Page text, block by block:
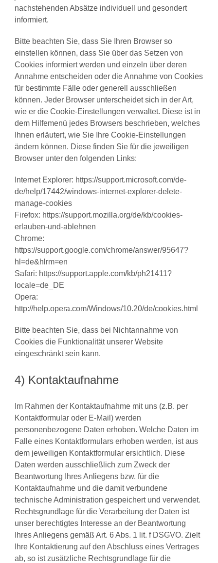
nachstehenden Absätze individuell und gesondert
informiert.
Bitte beachten Sie, dass Sie Ihren Browser so
einstellen können, dass Sie über das Setzen von
Cookies informiert werden und einzeln über deren
Annahme entscheiden oder die Annahme von Cookies
für bestimmte Fälle oder generell ausschließen
können. Jeder Browser unterscheidet sich in der Art,
wie er die Cookie-Einstellungen verwaltet. Diese ist in
dem Hilfemenü jedes Browsers beschrieben, welches
Ihnen erläutert, wie Sie Ihre Cookie-Einstellungen
ändern können. Diese finden Sie für die jeweiligen
Browser unter den folgenden Links:
Internet Explorer: https://support.microsoft.com/de-
de/help/17442/windows-internet-explorer-delete-
manage-cookies
Firefox: https://support.mozilla.org/de/kb/cookies-
erlauben-und-ablehnen
Chrome:
https://support.google.com/chrome/answer/95647?
hl=de&hlrm=en
Safari: https://support.apple.com/kb/ph21411?
locale=de_DE
Opera:
http://help.opera.com/Windows/10.20/de/cookies.html
Bitte beachten Sie, dass bei Nichtannahme von
Cookies die Funktionalität unserer Website
eingeschränkt sein kann.
4) Kontaktaufnahme
Im Rahmen der Kontaktaufnahme mit uns (z.B. per
Kontaktformular oder E-Mail) werden
personenbezogene Daten erhoben. Welche Daten im
Falle eines Kontaktformulars erhoben werden, ist aus
dem jeweiligen Kontaktformular ersichtlich. Diese
Daten werden ausschließlich zum Zweck der
Beantwortung Ihres Anliegens bzw. für die
Kontaktaufnahme und die damit verbundene
technische Administration gespeichert und verwendet.
Rechtsgrundlage für die Verarbeitung der Daten ist
unser berechtigtes Interesse an der Beantwortung
Ihres Anliegens gemäß Art. 6 Abs. 1 lit. f DSGVO. Zielt
Ihre Kontaktierung auf den Abschluss eines Vertrages
ab, so ist zusätzliche Rechtsgrundlage für die